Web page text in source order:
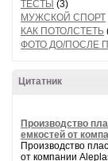
ТЕСТЫ (3)
МУЖСКОЙ СПОРТ
КАК ПОТОЛСТЕТЬ
ФОТО ДО/ПОСЛЕ
Цитатник
Производство
емкостей от
Производство
от компании